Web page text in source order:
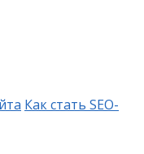
Как стать SEO-